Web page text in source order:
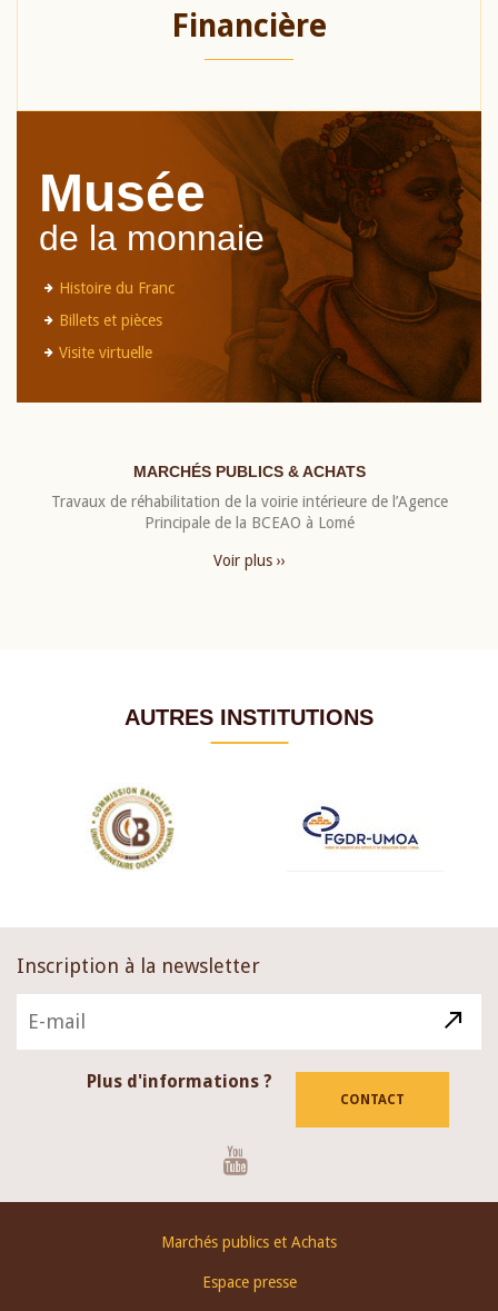
Financière
Musée
de la monnaie
Histoire du Franc
Billets et pièces
Visite virtuelle
MARCHÉS PUBLICS & ACHATS
Travaux de réhabilitation de la voirie intérieure de l’Agence
Principale de la BCEAO à Lomé
Voir plus ››
AUTRES INSTITUTIONS
Inscription à la newsletter
Plus d'informations ?
CONTACT
Marchés publics et Achats
Espace presse